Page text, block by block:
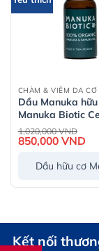
CHÀM & VIÊM DA
Dầu Manuka
Manuka Biotic
Organic Manuka
10ml
1,020,000VND
gốc
là:
850,000 VNDGiá
là:
Dầu hữu cơ
Kết nối